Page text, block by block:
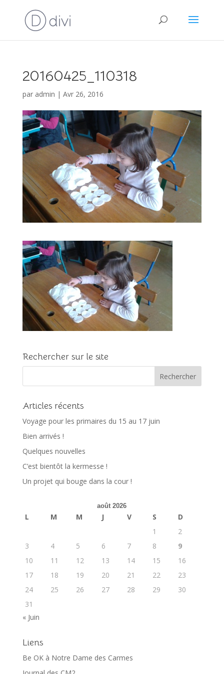
20160425_110318
par admin | Avr 26, 2016
Rechercher sur le site
Articles récents
Voyage pour les primaires du 15 au 17 juin
Bien arrivés !
Quelques nouvelles
C’est bientôt la kermesse !
Un projet qui bouge dans la cour !
août 2026
L M M J V S
D
1
2
3
4 5 6 7 8
9
10
11 12 13 14 15
16
17
18 19 20 21 22
23
24
25 26 27 28 29
30
31
« Juin
Liens
Be OK à Notre Dame des Carmes